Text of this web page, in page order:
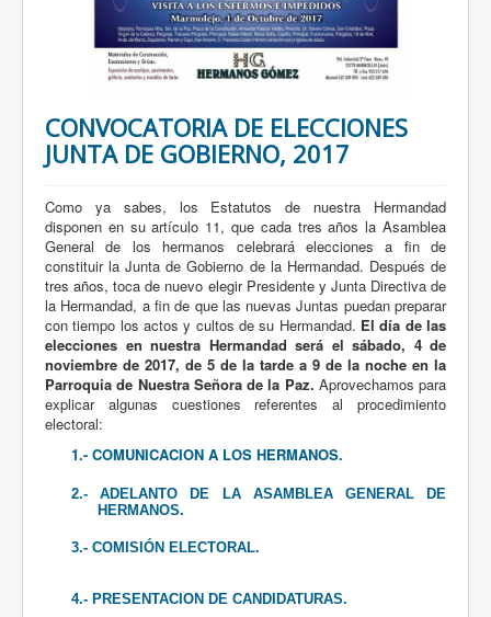
CONVOCATORIA DE ELECCIONES
JUNTA DE GOBIERNO, 2017
Como ya sabes, los Estatutos de nuestra Hermandad
disponen en su artículo 11, que cada tres años la Asamblea
General de los hermanos celebrará elecciones a fin de
constituir la Junta de Gobierno de la Hermandad. Después de
tres años, toca de nuevo elegir Presidente y Junta Directiva de
la Hermandad, a fin de que las nuevas Juntas puedan preparar
con tiempo los actos y cultos de su Hermandad. El día de las
elecciones en nuestra Hermandad será el sábado, 4 de
noviembre de 2017, de 5 de la tarde a 9 de la noche en la
Parroquia de Nuestra Señora de la Paz. Aprovechamos para
explicar algunas cuestiones referentes al procedimiento
electoral:
1.- COMUNICACION A LOS HERMANOS.
2.- ADELANTO DE LA ASAMBLEA GENERAL DE
HERMANOS.
3.- COMISIÓN ELECTORAL.
4.- PRESENTACION DE CANDIDATURAS.